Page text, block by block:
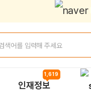
인재정보
1,619